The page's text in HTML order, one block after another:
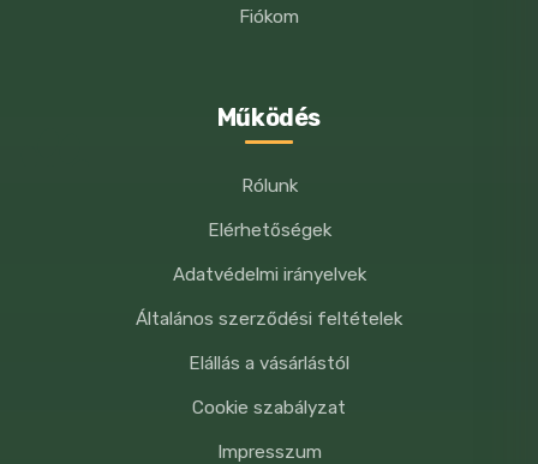
Fiókom
Működés
Rólunk
Elérhetőségek
Adatvédelmi irányelvek
Általános szerződési feltételek
Elállás a vásárlástól
Cookie szabályzat
Impresszum